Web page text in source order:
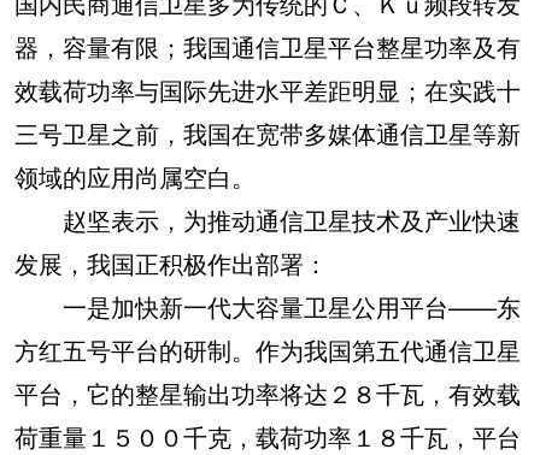
器，容量有限；我国通信卫星平台整星功率及有
效载荷功率与国际先进水平差距明显；在实践十
三号卫星之前，我国在宽带多媒体通信卫星等新
领域的应用尚属空白。
赵坚表示，为推动通信卫星技术及产业快速
发展，我国正积极作出部署：
一是加快新一代大容量卫星公用平台——东
方红五号平台的研制。作为我国第五代通信卫星
平台，它的整星输出功率将达２８千瓦，有效载
荷重量１５００千克，载荷功率１８千瓦，平台